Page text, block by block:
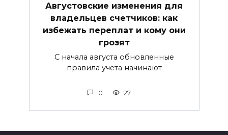
Августовские изменения для
владельцев счетчиков: как
избежать переплат и кому они
грозят
С начала августа обновленные
правила учета начинают
0 27